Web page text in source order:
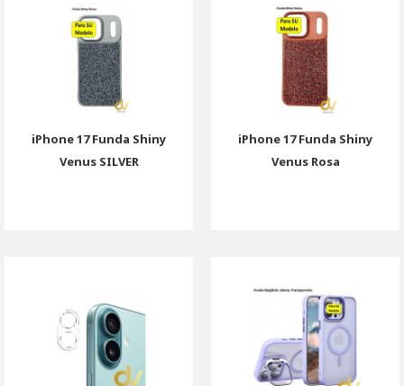
iPhone 17 Funda Shiny
Venus SILVER
iPhone 17 Funda Shiny
Venus Rosa